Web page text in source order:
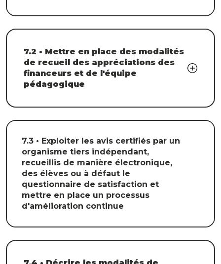
7.2 • Mettre en place des modalités
de recueil des appréciations des
financeurs et de l'équipe
pédagogique
7.3 • Exploiter les avis certifiés par un
organisme tiers indépendant,
recueillis de manière électronique,
des élèves ou à défaut le
questionnaire de satisfaction et
mettre en place un processus
d'amélioration continue